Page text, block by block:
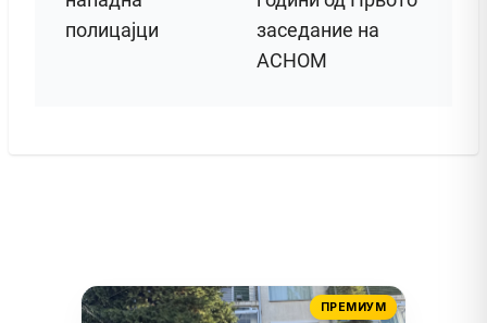
полицајци
заседание на
АСНОМ
ПРЕМИУМ